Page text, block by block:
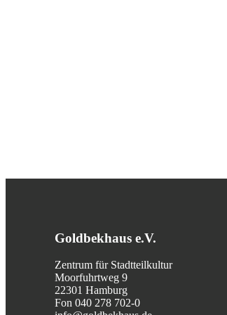
Goldbekhaus e.V.
Zentrum für Stadtteilkultur
Moorfuhrtweg 9
22301 Hamburg
Fon 040 278 702-0